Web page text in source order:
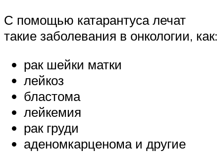
С помощью катарантуса лечат
такие заболевания в онкологии, как:
рак шейки матки
лейкоз
бластома
лейкемия
рак груди
аденомкарценома и другие